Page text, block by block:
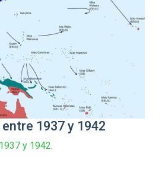
1937 y 1942
y 1942.